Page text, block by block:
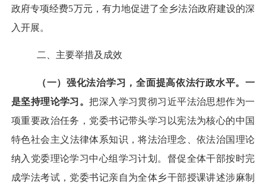
政府专项经费5万元，有力地促进了全乡法治政府建设的深
入开展。
二、 主要举措及成效
（一）强化法治学习，全面提高依法行政水平。 一
是坚持理论学习。把深 入 学习贯彻习近平法治思想作为一
项重要政治任务， 党委书记带头学习以宪法为核心的中国
特色社会主 义法律体系知识，将法治理念、依法治国理论
纳入党委理论学习中心组学习计划。督促全体干部按时完
成学法考试，党委书记亲自为全体乡干部授课讲述涉麻制